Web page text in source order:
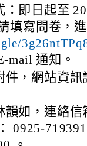
：即日起至
填寫問卷，
mail 通知。
件，網站資
韻如，連絡
0925-